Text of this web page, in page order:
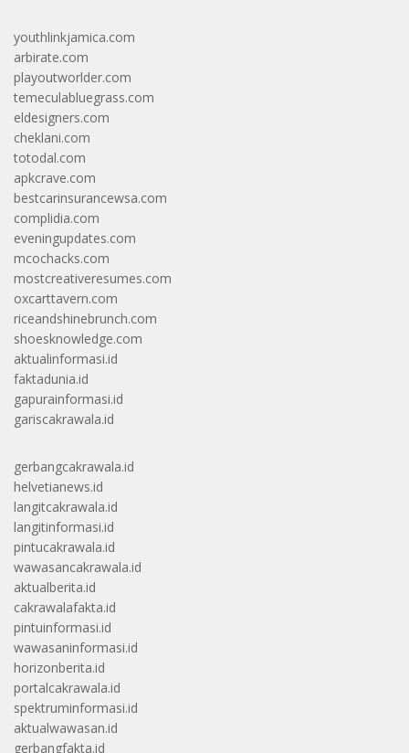
youthlinkjamica.com
arbirate.com
playoutworlder.com
temeculabluegrass.com
eldesigners.com
cheklani.com
totodal.com
apkcrave.com
bestcarinsurancewsa.com
complidia.com
eveningupdates.com
mcochacks.com
mostcreativeresumes.com
oxcarttavern.com
riceandshinebrunch.com
shoesknowledge.com
aktualinformasi.id
faktadunia.id
gapurainformasi.id
gariscakrawala.id
gerbangcakrawala.id
helvetianews.id
langitcakrawala.id
langitinformasi.id
pintucakrawala.id
wawasancakrawala.id
aktualberita.id
cakrawalafakta.id
pintuinformasi.id
wawasaninformasi.id
horizonberita.id
portalcakrawala.id
spektruminformasi.id
aktualwawasan.id
gerbangfakta.id